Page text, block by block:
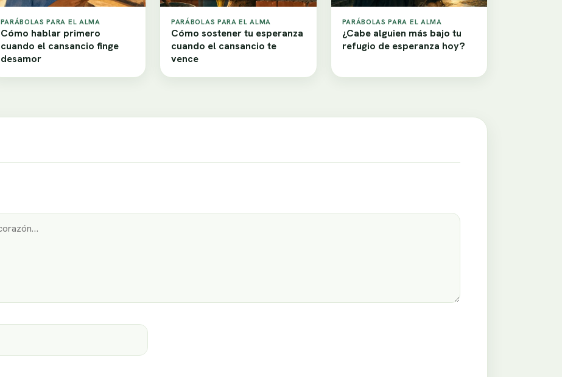
PARÁBOLAS PARA EL ALMA
Cómo hablar primero
cuando el cansancio finge
desamor
PARÁBOLAS PARA EL ALMA
Cómo sostener tu esperanza
cuando el cansancio te
vence
PARÁBOLAS PARA EL ALMA
¿Cabe alguien más bajo tu
refugio de esperanza hoy?